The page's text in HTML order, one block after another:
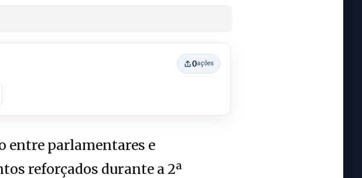
0ações
entre parlamentares e
reforçados durante a 2ª